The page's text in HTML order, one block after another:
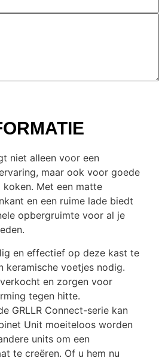
niet alleen voor een
maar ook voor goede
Met een matte
en een ruime lade biedt
opbergruimte voor al je
en effectief op deze kast te
keramische voetjes nodig.
en zorgen voor
tegen hitte.
GRLLR Connect-serie kan
Unit moeiteloos worden
units om een
te creëren. Of u hem nu